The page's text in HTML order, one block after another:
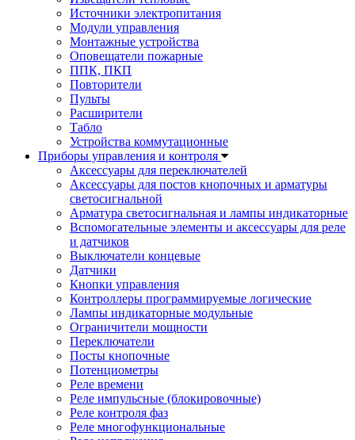
Источники электропитания
Модули управления
Монтажные устройства
Оповещатели пожарные
ППК, ПКП
Повторители
Пульты
Расширители
Табло
Устройства коммутационные
Приборы управления и контроля
Аксессуары для переключателей
Аксессуары для постов кнопочных и арматуры
светосигнальной
Арматура светосигнальная и лампы индикаторные
Вспомогательные элементы и аксессуары для реле
и датчиков
Выключатели концевые
Датчики
Кнопки управления
Контроллеры программируемые логические
Лампы индикаторные модульные
Ограничители мощности
Переключатели
Посты кнопочные
Потенциометры
Реле времени
Реле импульсные (блокировочные)
Реле контроля фаз
Реле многофункциональные